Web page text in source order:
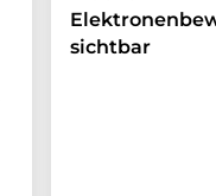
sichtbar